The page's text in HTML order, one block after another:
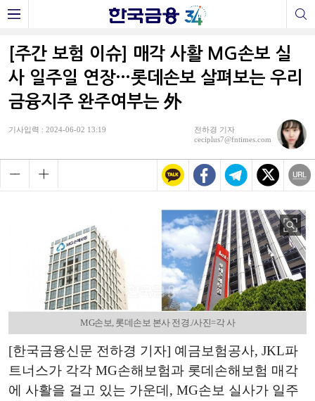
[주간 보험 이슈] 매각 사활 MG손보 실
사 일주일 연장…롯데손보 살펴보는 우리
금융지주 완주여부는 外
기사입력 : 2024-06-02 13:19
전하경 기자
ceciplus7@fntimes.com
MG손보, 롯데손보 본사 전경./사진=각 사
[한국금융신문 전하경 기자] 예금보험공사, JKL파
트너스가 각각 MG손해보험과 롯데손해보험 매각
에 사활을 걸고 있는 가운데, MG손보 실사가 일주